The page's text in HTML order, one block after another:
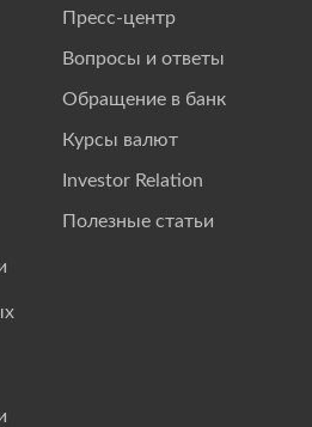
Пресс-центр
Вопросы и ответы
Обращение в банк
Курсы валют
Investor Relation
Полезные статьи